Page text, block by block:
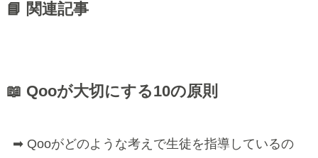
📘 関連記事
📖 Qooが大切にする10の原則
➡ Qooがどのような考えで生徒を指導しているの